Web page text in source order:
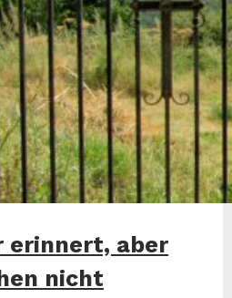
erinnert, aber
nicht